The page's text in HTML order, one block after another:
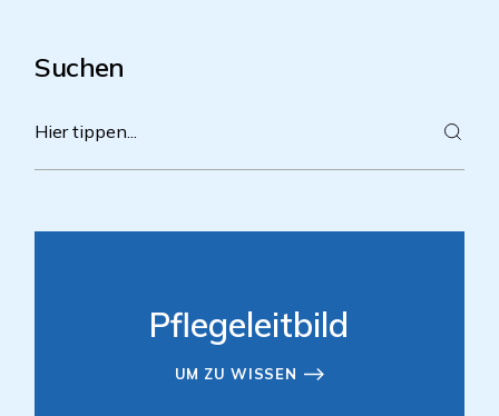
Suchen
Pflegeleitbild
UM ZU WISSEN